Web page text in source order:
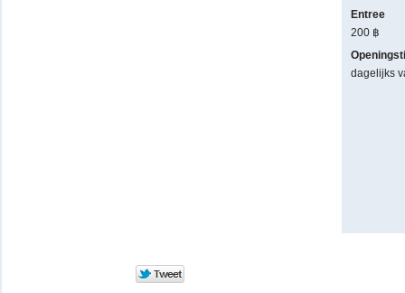
Entree
200 ฿
dagelijks